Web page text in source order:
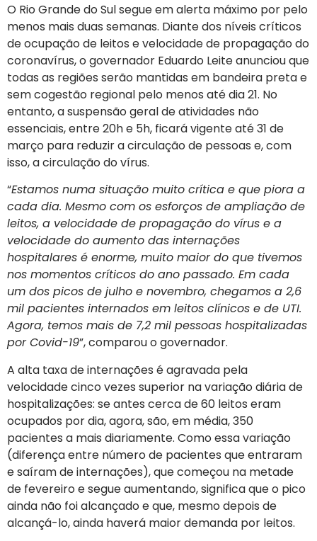
O Rio Grande do Sul segue em alerta máximo por pelo
menos mais duas semanas. Diante dos níveis críticos
de ocupação de leitos e velocidade de propagação do
coronavírus, o governador Eduardo Leite anunciou que
todas as regiões serão mantidas em bandeira preta e
sem cogestão regional pelo menos até dia 21. No
entanto, a suspensão geral de atividades não
essenciais, entre 20h e 5h, ficará vigente até 31 de
março para reduzir a circulação de pessoas e, com
isso, a circulação do vírus.
“Estamos numa situação muito crítica e que piora a
cada dia. Mesmo com os esforços de ampliação de
leitos, a velocidade de propagação do vírus e a
velocidade do aumento das internações
hospitalares é enorme, muito maior do que tivemos
nos momentos críticos do ano passado. Em cada
um dos picos de julho e novembro, chegamos a 2,6
mil pacientes internados em leitos clínicos e de UTI.
Agora, temos mais de 7,2 mil pessoas hospitalizadas
por Covid-19”, comparou o governador.
A alta taxa de internações é agravada pela
velocidade cinco vezes superior na variação diária de
hospitalizações: se antes cerca de 60 leitos eram
ocupados por dia, agora, são, em média, 350
pacientes a mais diariamente. Como essa variação
(diferença entre número de pacientes que entraram
e saíram de internações), que começou na metade
de fevereiro e segue aumentando, significa que o pico
ainda não foi alcançado e que, mesmo depois de
alcançá-lo, ainda haverá maior demanda por leitos.